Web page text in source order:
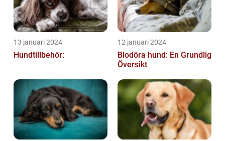
13 januari 2024
Hundtillbehör:
12 januari 2024
Blodöra hund: En Grundlig
Översikt